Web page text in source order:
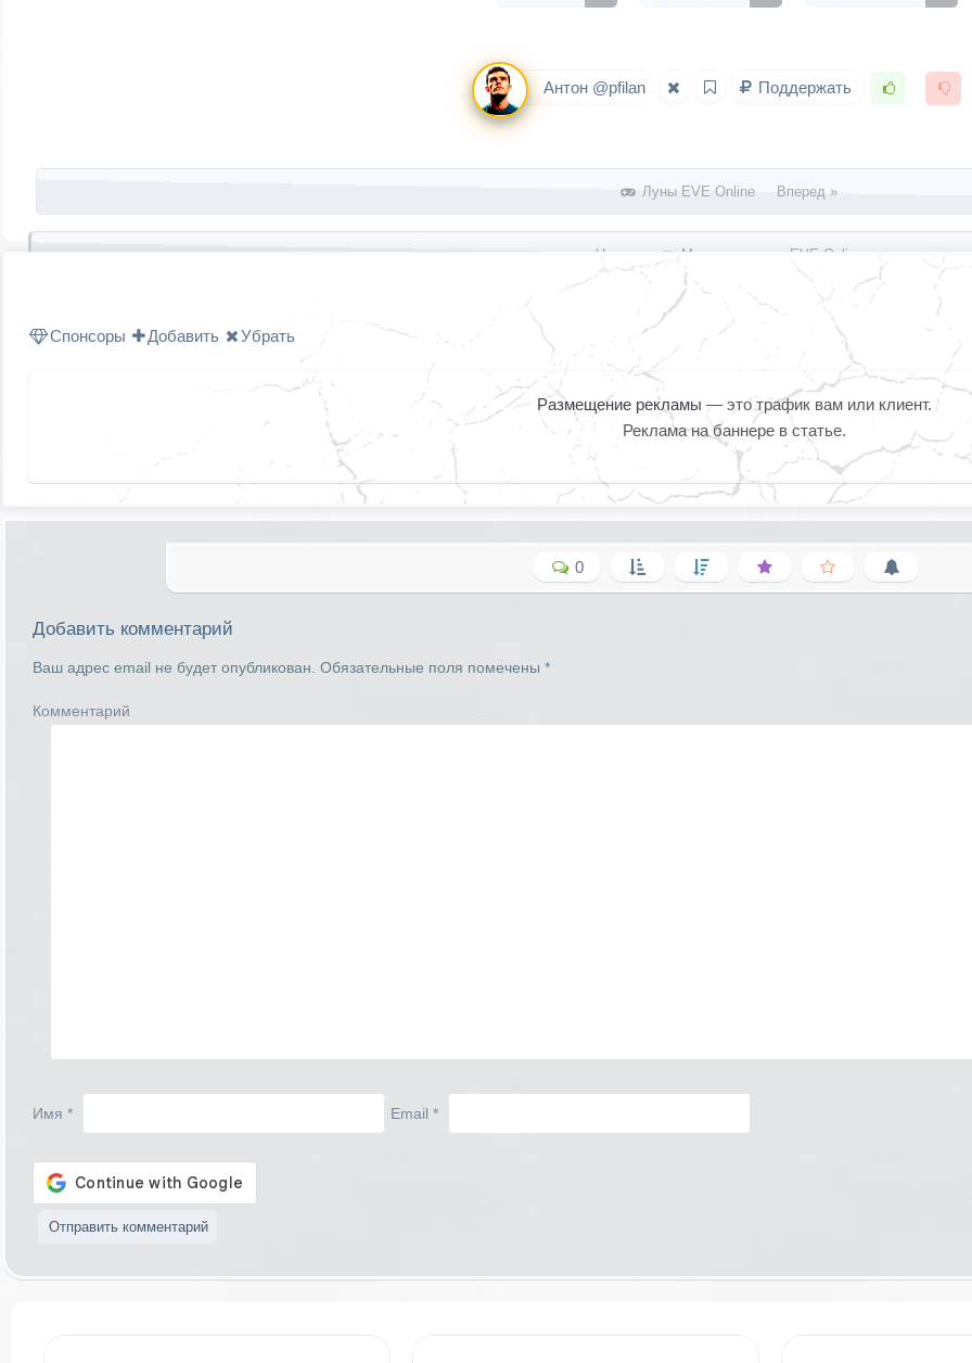
Антон @pfilan Поддержать
Запись навигация
Луны EVE Online Вперед »
« Назад Миссии агентов EVE Online
Спонсоры Добавить Убрать
Размещение рекламы — это трафик вам или клиент.
Реклама на баннере в статье.
0
Добавить комментарий
Ваш адрес email не будет опубликован. Обязательные поля помечены *
Комментарий
Имя * Email *